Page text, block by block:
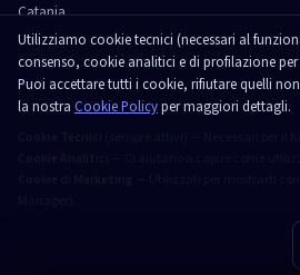
Catania
Roma
Milano
Napoli
Copyright 2026 DadoMediaWeb P.IVA
Utilizziamo cookie tecnici (necessari al
consenso, cookie analitici e di profilazione
Puoi accettare tutti i cookie, rifiutare quelli
la nostra Cookie Policyper maggiori dettagli.